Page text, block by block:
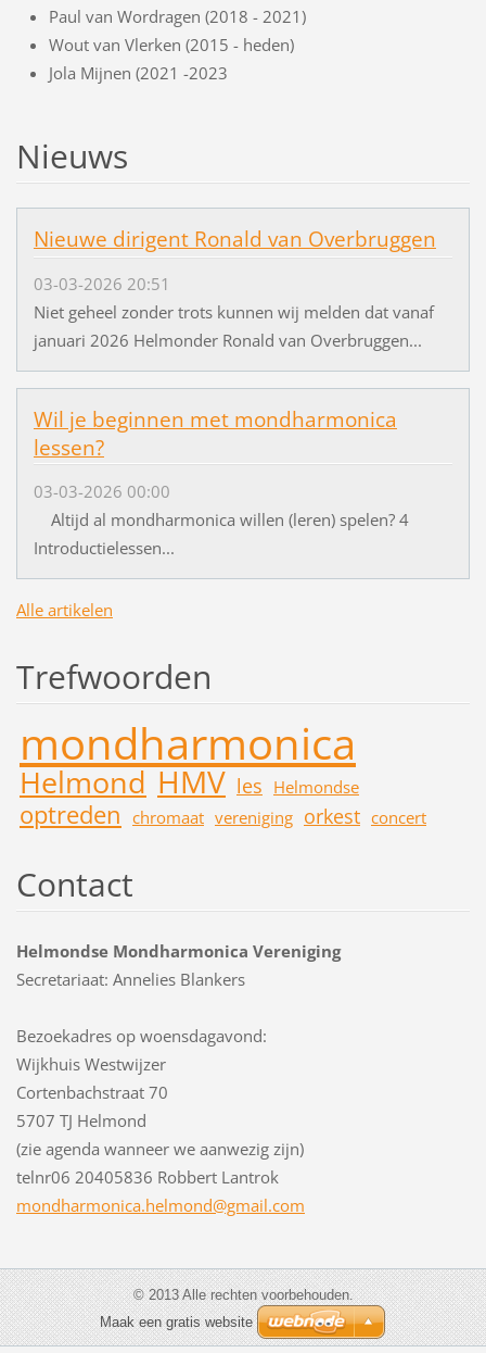
Paul van Wordragen (2018 - 2021)
Wout van Vlerken (2015 - heden)
Jola Mijnen (2021 -2023
Nieuws
Nieuwe dirigent Ronald van Overbruggen
03-03-2026 20:51
Niet geheel zonder trots kunnen wij melden dat vanaf
januari 2026 Helmonder Ronald van Overbruggen...
Wil je beginnen met mondharmonica
lessen?
03-03-2026 00:00
Altijd al mondharmonica willen (leren) spelen? 4
Introductielessen...
Alle artikelen
Trefwoorden
mondharmonica
Helmond HMV les Helmondse
optreden chromaat vereniging orkest concert
Contact
Helmondse Mondharmonica Vereniging
Secretariaat: Annelies Blankers
Bezoekadres op woensdagavond:
Wijkhuis Westwijzer
Cortenbachstraat 70
5707 TJ Helmond
(zie agenda wanneer we aanwezig zijn)
telnr06 20405836 Robbert Lantrok
mondharmonica.helmond@gmail.com
© 2013 Alle rechten voorbehouden.
Maak een gratis website